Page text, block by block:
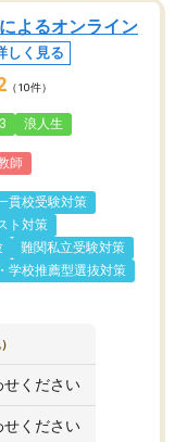
よるオンライン
しく見る
（10件）
浪人生
師
貫校受験対策
ト対策
難関私立受験対策
学校推薦型選抜対策
せください
せください